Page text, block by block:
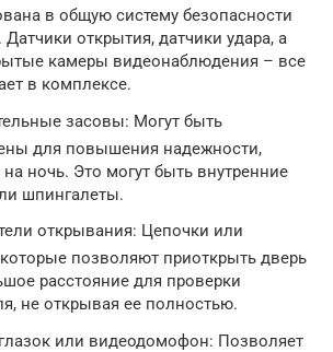
в общую систему безопасности
Датчики открытия, датчики удара, а
камеры видеонаблюдения – все
в комплексе.
засовы: Могут быть
для повышения надежности,
ночь. Это могут быть внутренние
шпингалеты.
открывания: Цепочки или
позволяют приоткрыть дверь
расстояние для проверки
не открывая ее полностью.
или видеодомофон: Позволяет